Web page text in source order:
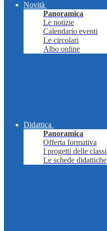
Novità
Panoramica
Le notizie
Calendario eventi
Le circolari
Albo online
Didattica
Panoramica
Offerta formativa
I progetti delle classi
Le schede didattiche